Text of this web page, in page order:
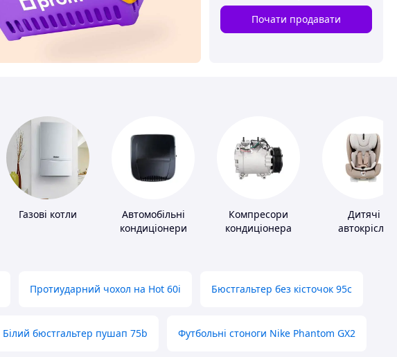
Почати продавати
Газові котли
Автомобільні
кондиціонери
Компресори
кондиціонера
Дитячі
автокрісла
Протиударний чохол на Hot 60i Бюстгальтер без кісточок 95с
Білий бюстгальтер пушап 75b Футбольні стоноги Nike Phantom GX2